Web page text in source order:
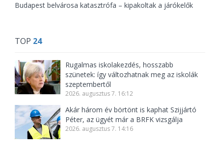
Budapest belvárosa katasztrófa – kipakoltak a járókelők
TOP 24
Rugalmas iskolakezdés, hosszabb
szünetek: így változhatnak meg az iskolák
szeptembertől
2026. augusztus 7. 16:12
Akár három év börtönt is kaphat Szijjártó
Péter, az ügyét már a BRFK vizsgálja
2026. augusztus 7. 14:16